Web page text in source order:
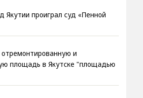
Якутии проиграл суд «Пенной
и
площадь в Якутске "площадью